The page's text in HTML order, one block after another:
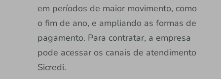
em períodos de maior movimento, como
o fim de ano, e ampliando as formas de
pagamento. Para contratar, a empresa
pode acessar os canais de atendimento
Sicredi.